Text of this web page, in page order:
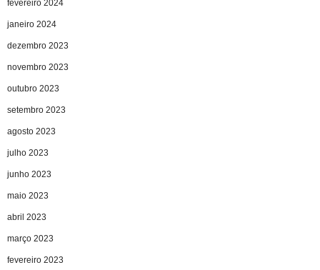
fevereiro 2024
janeiro 2024
dezembro 2023
novembro 2023
outubro 2023
setembro 2023
agosto 2023
julho 2023
junho 2023
maio 2023
abril 2023
março 2023
fevereiro 2023